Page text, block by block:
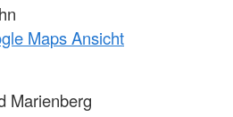
Maps Ansicht
Marienberg